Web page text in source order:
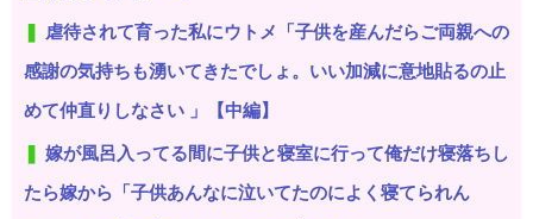
虐待されて育った私にウトメ「子供を産んだらご両親への
感謝の気持ちも湧いてきたでしょ。いい加減に意地貼るの止
めて仲直りしなさい 」【中編】
嫁が風呂入ってる間に子供と寝室に行って俺だけ寝落ちし
たら嫁から「子供あんなに泣いてたのによく寝てられん